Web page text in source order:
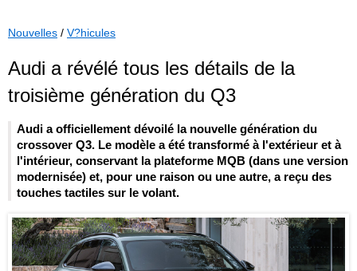
Nouvelles / V?hicules
Audi a révélé tous les détails de la
troisième génération du Q3
Audi a officiellement dévoilé la nouvelle génération du
crossover Q3. Le modèle a été transformé à l'extérieur et à
l'intérieur, conservant la plateforme MQB (dans une version
modernisée) et, pour une raison ou une autre, a reçu des
touches tactiles sur le volant.